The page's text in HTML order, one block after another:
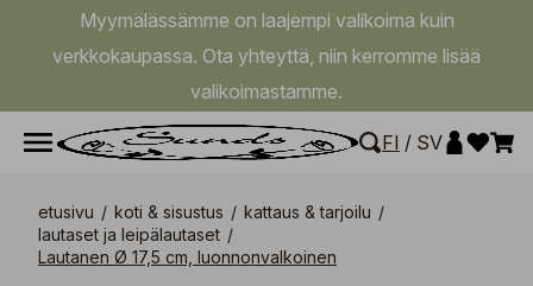
Myymälässämme on laajempi valikoima kuin
verkkokaupassa. Ota yhteyttä, niin kerromme lisää
valikoimastamme.
FI / SV
etusivu / koti & sisustus / kattaus & tarjoilu /
lautaset ja leipälautaset /
Lautanen Ø 17,5 cm, luonnonvalkoinen